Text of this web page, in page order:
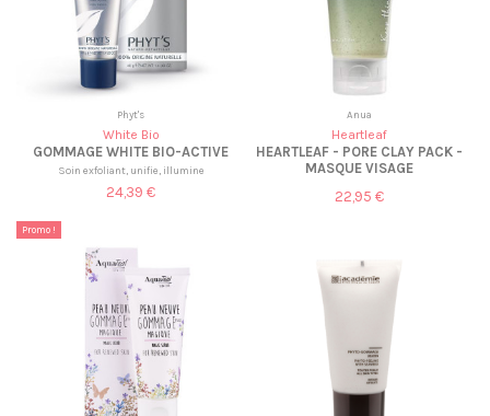
Phyt's
White Bio
GOMMAGE WHITE BIO-ACTIVE
Soin exfoliant, unifie, illumine
24,39 €
Anua
Heartleaf
HEARTLEAF - PORE CLAY PACK -
MASQUE VISAGE
22,95 €
Promo !